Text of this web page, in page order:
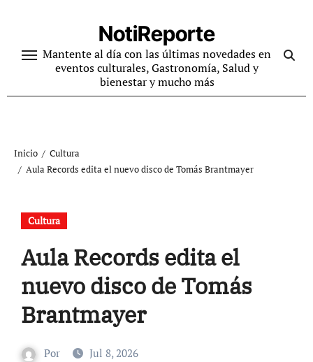
contenido
NotiReporte
Mantente al día con las últimas novedades en
eventos culturales, Gastronomía, Salud y
bienestar y mucho más
Inicio
Cultura
Aula Records edita el nuevo disco de Tomás Brantmayer
Cultura
Aula Records edita el
nuevo disco de Tomás
Brantmayer
Por Jul 8, 2026